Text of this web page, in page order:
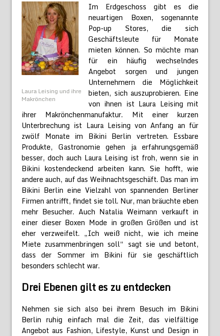
Laura Leising und ihre
Makrönchen
Im Erdgeschoss gibt es die
neuartigen Boxen, sogenannte
Pop-up Stores, die sich
Geschäftsleute für Monate
mieten können. So möchte man
für ein häufig wechselndes
Angebot sorgen und jungen
Unternehmern die Möglichkeit
bieten, sich auszuprobieren. Eine
von ihnen ist Laura Leising mit
ihrer Makrönchenmanufaktur. Mit einer kurzen
Unterbrechung ist Laura Leising von Anfang an für
zwölf Monate im Bikini Berlin vertreten. Essbare
Produkte, Gastronomie gehen ja erfahrungsgemäß
besser, doch auch Laura Leising ist froh, wenn sie in
Bikini kostendeckend arbeiten kann. Sie hofft, wie
andere auch, auf das Weihnachtsgeschäft. Das man im
Bikini Berlin eine Vielzahl von spannenden Berliner
Firmen antrifft, findet sie toll. Nur, man bräuchte eben
mehr Besucher. Auch Natalia Weimann verkauft in
einer dieser Boxen Mode in großen Größen und ist
eher verzweifelt. „Ich weiß nicht, wie ich meine
Miete zusammenbringen soll“ sagt sie und betont,
dass der Sommer im Bikini für sie geschäftlich
besonders schlecht war.
Drei Ebenen gilt es zu entdecken
Nehmen sie sich also bei ihrem Besuch im Bikini
Berlin ruhig einfach mal die Zeit, das vielfältige
Angebot aus Fashion, Lifestyle, Kunst und Design in